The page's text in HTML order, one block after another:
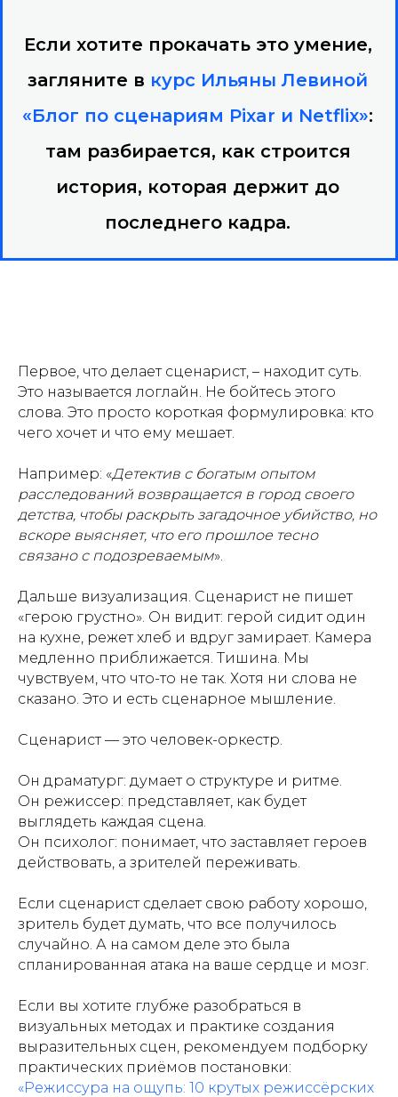
Если хотите прокачать это умение,
загляните в курс Ильяны Левиной
«Блог по сценариям Pixar и Netflix»:
там разбирается, как строится
история, которая держит до
последнего кадра.
Первое, что делает сценарист, – находит суть.
Это называется логлайн. Не бойтесь этого
слова. Это просто короткая формулировка: кто
чего хочет и что ему мешает.
Например: «Детектив с богатым опытом
расследований возвращается в город своего
детства, чтобы раскрыть загадочное убийство, но
вскоре выясняет, что его прошлое тесно
связано с подозреваемым».
Дальше визуализация. Сценарист не пишет
«герою грустно». Он видит: герой сидит один
на кухне, режет хлеб и вдруг замирает. Камера
медленно приближается. Тишина. Мы
чувствуем, что что-то не так. Хотя ни слова не
сказано. Это и есть сценарное мышление.
Сценарист — это человек-оркестр.
Он драматург: думает о структуре и ритме.
Он режиссер: представляет, как будет
выглядеть каждая сцена.
Он психолог: понимает, что заставляет героев
действовать, а зрителей переживать.
Если сценарист сделает свою работу хорошо,
зритель будет думать, что все получилось
случайно. А на самом деле это была
спланированная атака на ваше сердце и мозг.
Если вы хотите глубже разобраться в
визуальных методах и практике создания
выразительных сцен, рекомендуем подборку
практических приёмов постановки:
«Режиссура на ощупь: 10 крутых режиссёрских